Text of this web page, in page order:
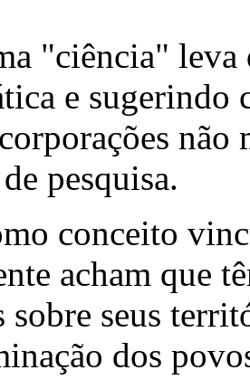
"ciência" leva
e sugerindo
não
pesquisa.
conceito
acham que
sobre seus
dos